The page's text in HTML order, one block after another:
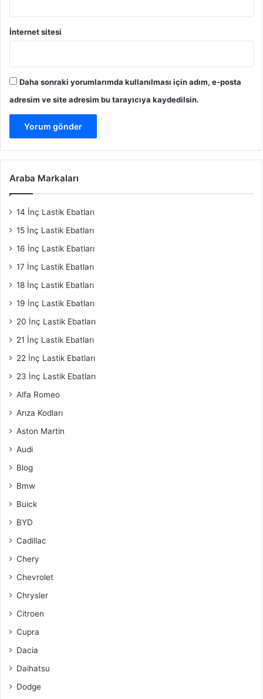
İnternet sitesi
Daha sonraki yorumlarımda kullanılması için adım, e-posta
adresim ve site adresim bu tarayıcıya kaydedilsin.
Araba Markaları
14 İnç Lastik Ebatları
15 İnç Lastik Ebatları
16 İnç Lastik Ebatları
17 İnç Lastik Ebatları
18 İnç Lastik Ebatları
19 İnç Lastik Ebatları
20 İnç Lastik Ebatları
21 İnç Lastik Ebatları
22 İnç Lastik Ebatları
23 İnç Lastik Ebatları
Alfa Romeo
Arıza Kodları
Aston Martin
Audi
Blog
Bmw
Buick
BYD
Cadillac
Chery
Chevrolet
Chrysler
Citroen
Cupra
Dacia
Daihatsu
Dodge